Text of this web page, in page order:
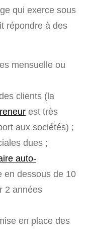
qui exerce sous
répondre à des
mensuelle ou
clients (la
est très
aux sociétés) ;
dues ;
auto-
en dessous de 10
2 années
en place des